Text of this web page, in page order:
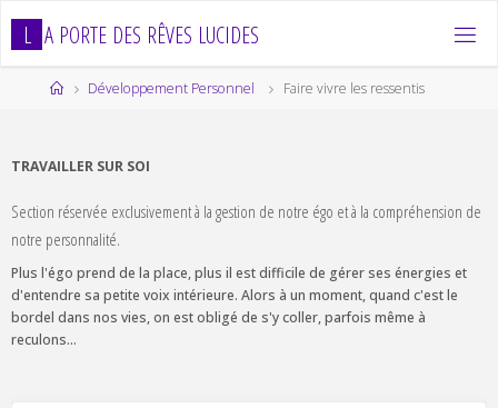
L A PORTE DES RÊVES LUCIDES
HomeDéveloppement Personnel Faire vivre les ressentis
TRAVAILLER SUR SOI
Section réservée exclusivement à la gestion de notre égo et à la compréhension de
notre personnalité.
Plus l'égo prend de la place, plus il est difficile de gérer ses énergies et
d'entendre sa petite voix intérieure. Alors à un moment, quand c'est le
bordel dans nos vies, on est obligé de s'y coller, parfois même à
reculons...